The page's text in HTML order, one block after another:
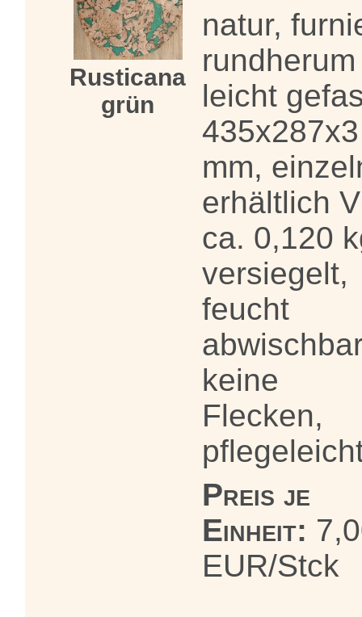
Rusticana
grün
natur,
rundherum
leicht
435x287x3
mm,
erhältlich
ca. 0,120
versiegelt,
feucht
keine
Flecken,
Preis je
Einheit:
EUR/Stck